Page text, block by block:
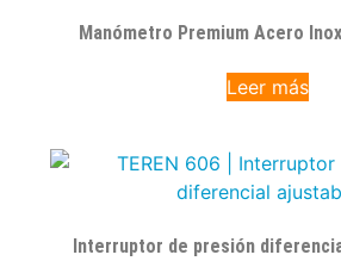
Manómetro Premium Acero
Leer más
Interruptor de presión